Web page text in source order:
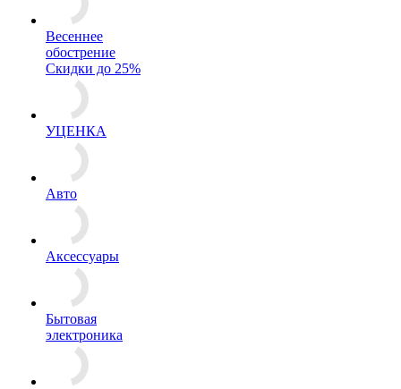
Весеннее
обострение
Скидки до 25%
УЦЕНКА
Авто
Аксессуары
Бытовая
электроника